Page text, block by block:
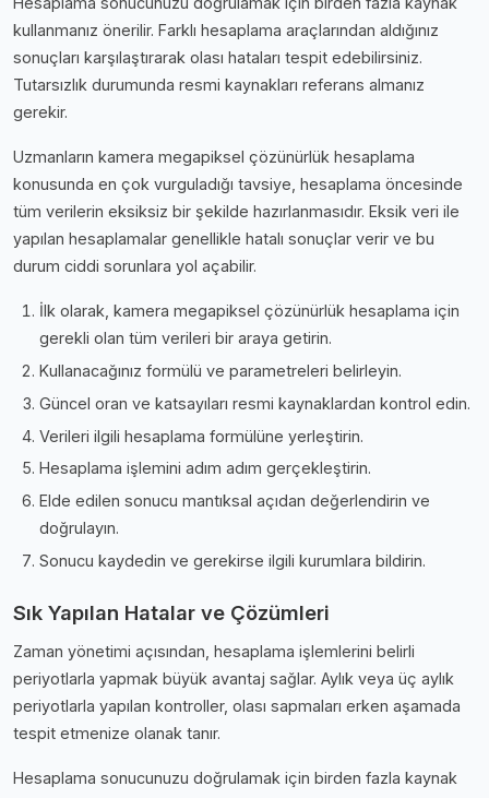
kullanmanız önerilir. Farklı hesaplama araçlarından aldığınız
sonuçları karşılaştırarak olası hataları tespit edebilirsiniz.
Tutarsızlık durumunda resmi kaynakları referans almanız
gerekir.
Uzmanların kamera megapiksel çözünürlük hesaplama
konusunda en çok vurguladığı tavsiye, hesaplama öncesinde
tüm verilerin eksiksiz bir şekilde hazırlanmasıdır. Eksik veri ile
yapılan hesaplamalar genellikle hatalı sonuçlar verir ve bu
durum ciddi sorunlara yol açabilir.
İlk olarak, kamera megapiksel çözünürlük hesaplama için
gerekli olan tüm verileri bir araya getirin.
Kullanacağınız formülü ve parametreleri belirleyin.
Güncel oran ve katsayıları resmi kaynaklardan kontrol edin.
Verileri ilgili hesaplama formülüne yerleştirin.
Hesaplama işlemini adım adım gerçekleştirin.
Elde edilen sonucu mantıksal açıdan değerlendirin ve
doğrulayın.
Sonucu kaydedin ve gerekirse ilgili kurumlara bildirin.
Sık Yapılan Hatalar ve Çözümleri
Zaman yönetimi açısından, hesaplama işlemlerini belirli
periyotlarla yapmak büyük avantaj sağlar. Aylık veya üç aylık
periyotlarla yapılan kontroller, olası sapmaları erken aşamada
tespit etmenize olanak tanır.
Hesaplama sonucunuzu doğrulamak için birden fazla kaynak